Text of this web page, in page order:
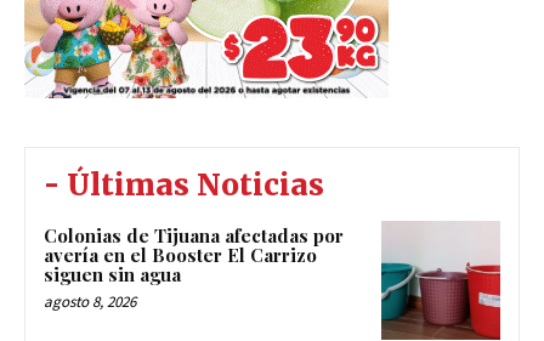
- Últimas Noticias
Colonias de Tijuana afectadas por
avería en el Booster El Carrizo
siguen sin agua
agosto 8, 2026